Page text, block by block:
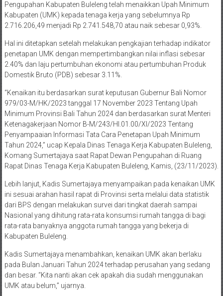
Pengupahan Kabupaten Buleleng telah menaikkan Upah Minimum
Kabupaten (UMK) kepada tenaga kerja yang sebelumnya Rp
2.716.206,49 menjadi Rp 2.741.548,70 atau naik sebesar 0,93%.
Hal ini ditetapkan setelah melakukan pengkajian terhadap indikator
penetapan UMK dengan mempertimbangkan nilai inflasi sebesar
2.40% dan laju pertumbuhan ekonomi atau pertumbuhan Produk
Domestik Bruto (PDB) sebesar 3.11%.
“Kenaikan itu berdasarkan surat keputusan Gubernur Bali Nomor
979/03-M/HK/2023 tanggal 17 November 2023 Tentang Upah
Minimum Provinsi Bali Tahun 2024 dan berdasarkan surat Menteri
Ketenagakerjaan Nomor B-M/243/HI.01.00/XI/2023 Tentang
Penyampaaian Informasi Tata Cara Penetapan Upah Minimum
Tahun 2024,” ucap Kepala Dinas Tenaga Kerja Kabupaten Buleleng,
Komang Sumertajaya saat Rapat Dewan Pengupahan di Ruang
Rapat Dinas Tenaga Kerja Kabupaten Buleleng, Kamis, (23/11/2023).
Lebih lanjut, Kadis Sumertajaya menyampaikan pada kenaikan UMK
ini sesuai arahan hasil rapat di Provinsi serta melalui data statistik
dari BPS dengan melakukan survei dari tingkat daerah sampai
Nasional yang dihitung rata-rata konsumsi rumah tangga di bagi
rata-rata banyaknya anggota rumah tangga yang bekerja di
Kabupaten Buleleng.
Kadis Sumertajaya menambahkan, kenaikan UMK akan berlaku
pada Bulan Januari Tahun 2024 terhadap perusahan yang sedang
dan besar. “Kita nanti akan cek apakah dia sudah menggunakan
UMK atau belum,” ujarnya.